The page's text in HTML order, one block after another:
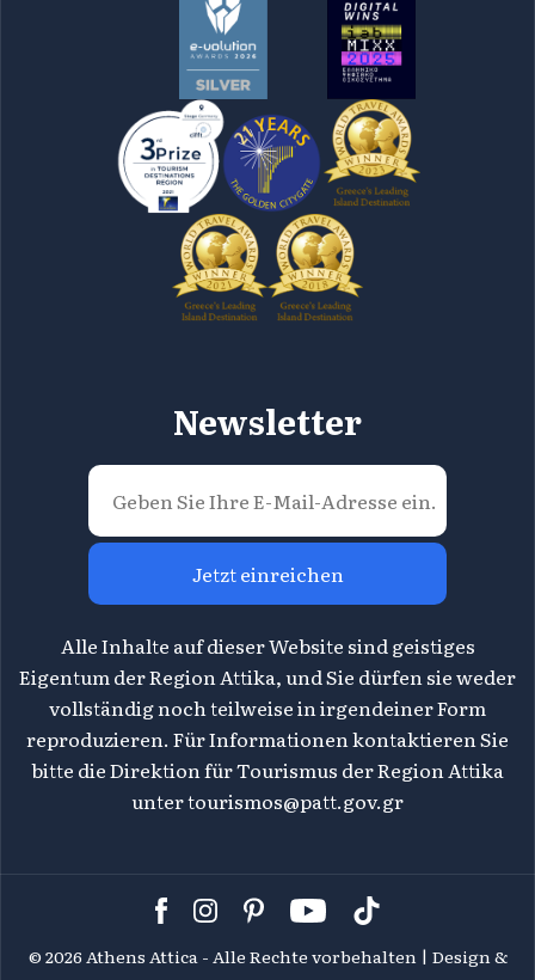
Newsletter
Jetzt einreichen
Alle Inhalte auf dieser Website sind geistiges
Eigentum der Region Attika, und Sie dürfen sie weder
vollständig noch teilweise in irgendeiner Form
reproduzieren. Für Informationen kontaktieren Sie
bitte die Direktion für Tourismus der Region Attika
untertourismos@patt.gov.gr
© 2026 Athens Attica - Alle Rechte vorbehalten | Design &